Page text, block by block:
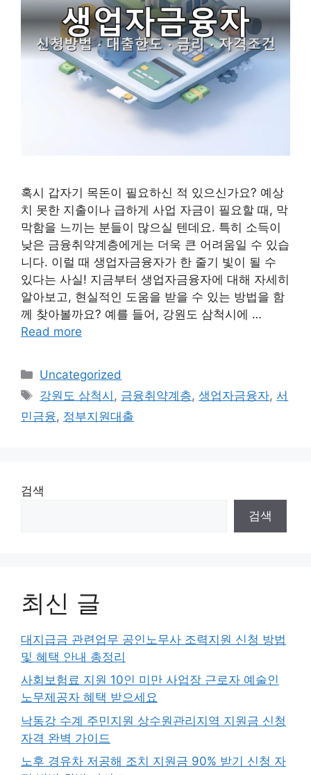
혹시 갑자기 목돈이 필요하신 적 있으신가요? 예상
치 못한 지출이나 급하게 사업 자금이 필요할 때, 막
막함을 느끼는 분들이 많으실 텐데요. 특히 소득이
낮은 금융취약계층에게는 더욱 큰 어려움일 수 있습
니다. 이럴 때 생업자금융자가 한 줄기 빛이 될 수
있다는 사실! 지금부터 생업자금융자에 대해 자세히
알아보고, 현실적인 도움을 받을 수 있는 방법을 함
께 찾아볼까요? 예를 들어, 강원도 삼척시에 …
Read more
Categories
Uncategorized
Tags
강원도 삼척시 , 금융취약계층,생업자금융자, 서
민금융, 정부지원대출
검색
검색
최신 글
대지급금 관련업무 공인노무사 조력지원 신청 방법
및 혜택 안내 총정리
사회보험료 지원 10인 미만 사업장 근로자 예술인
노무제공자 혜택 받으세요
낙동강 수계 주민지원 상수원관리지역 지원금 신청
자격 완벽 가이드
노후 경유차 저공해 조치 지원금 90% 받기 신청 자